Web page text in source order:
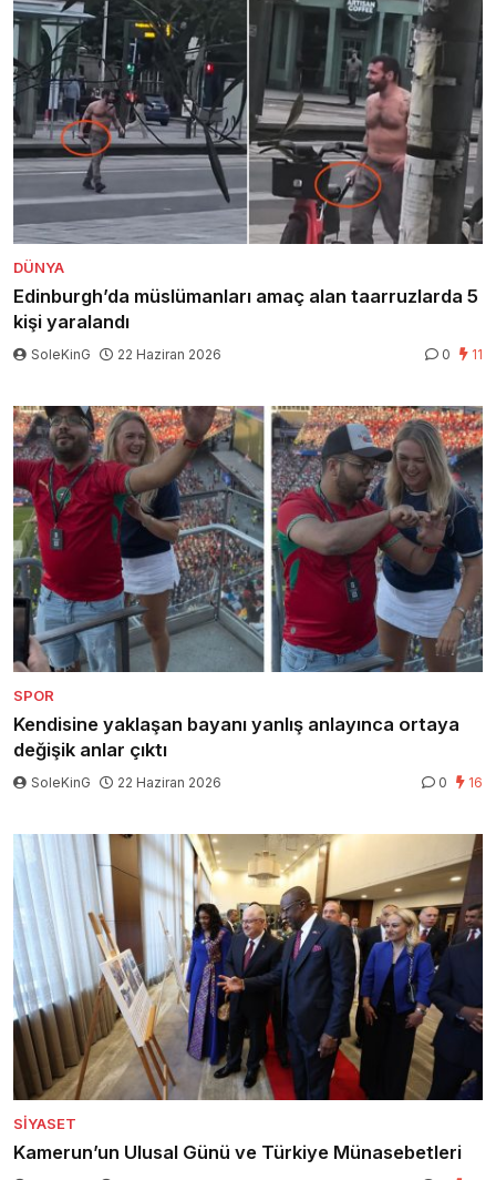
DÜNYA
Edinburgh’da müslümanları amaç alan taarruzlarda 5
kişi yaralandı
SoleKinG 22 Haziran 2026 0 11
SPOR
Kendisine yaklaşan bayanı yanlış anlayınca ortaya
değişik anlar çıktı
SoleKinG 22 Haziran 2026 0 16
SIYASET
Kamerun’un Ulusal Günü ve Türkiye Münasebetleri